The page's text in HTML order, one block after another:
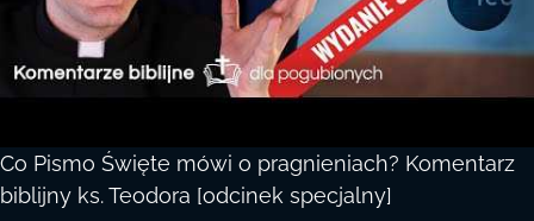
Co Pismo Święte mówi o pragnieniach? Komentarz
biblijny ks. Teodora [odcinek specjalny]